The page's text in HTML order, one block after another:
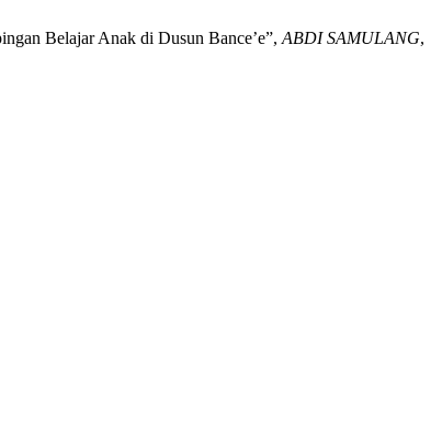
Belajar Anak di Dusun Bance’e”, ABDI SAMULANG,